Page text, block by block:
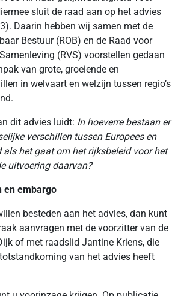
sluit de raad aan op het advies
Daarin hebben wij samen met de
Bestuur (ROB) en de Raad voor
(RVS) voorstellen gedaan
van grote, groeiende en
in welvaart en welzijn tussen regio’s
dit advies luidt: In hoeverre bestaan er
verschillen tussen Europees en
als het gaat om het rijksbeleid voor het
uitvoering daarvan?
en embargo
besteden aan het advies, dan kunt
aanvragen met de voorzitter van de
of met raadslid Jantine Kriens, die
van het advies heeft